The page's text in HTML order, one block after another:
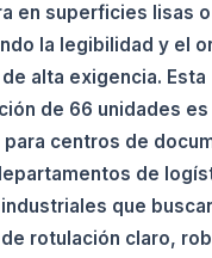
en superficies lisas
la legibilidad y el
alta exigencia. Esta
de 66 unidades
centros de
de
que
rotulación claro,